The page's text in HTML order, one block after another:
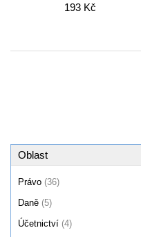
193 Kč
Oblast
Právo (36)
Daně (5)
Účetnictví (4)